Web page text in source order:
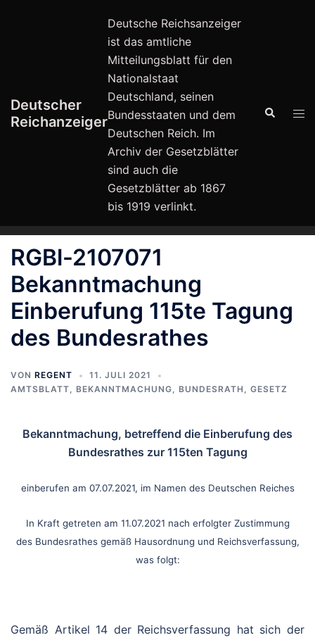
Deutscher
Reichanzeiger
Deutsche Reichsanzeiger
ist das amtliche
Mitteilungsblatt für den
Nationalstaat
Deutschland, seinen
Bundesstaaten und dem
Deutschen Reich. Im
Archiv der Gesetzblätter
sind auch die
Gesetzblätter ab 1867
bis 1919 verlinkt.
Suche
RGBl-2107071
Bekanntmachung
Einberufung 115te Tagung
des Bundesrathes
VON REGENT
11. JULI 2021
AMTSBLATT, BEKANNTMACHUNG, BUNDESRATH , GESETZ
Bekanntmachung, betreffend die Einberufung des
Bundesrathes zur 115ten Tagung
einberufen am 07.07.2021, im Namen des Deutschen Reiches
In Kraft getreten am 11.07.2021 nach erfolgter Zustimmung
des Bundesrathes gemäß Hausordnung und Reichsverfassung,
was folgt:
Gemäß Artikel 14 der Reichsverfassung hat sich der